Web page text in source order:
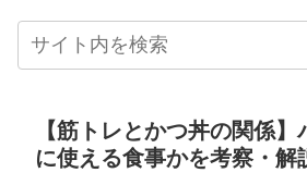
【筋トレとかつ丼の関係】
に使える食事かを考察・解